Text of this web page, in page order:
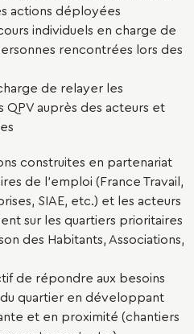
actions déployées
individuels en charge de
rencontrées lors des
de relayer les
QPV auprès des acteurs et
construites en partenariat
de l'emploi (France Travail,
SIAE, etc.) et les acteurs
sur les quartiers prioritaires
des Habitants, Associations,
de répondre aux besoins
quartier en développant
et en proximité (chantiers